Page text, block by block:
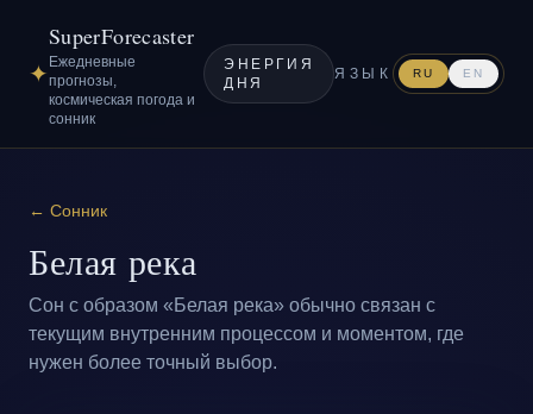
✦
SuperForecaster
Ежедневные
прогнозы,
космическая погода и
сонник
ЭНЕРГИЯ
ДНЯ
ЯЗЫК RU EN
← Сонник
Белая река
Сон с образом «Белая река» обычно связан с
текущим внутренним процессом и моментом, где
нужен более точный выбор.